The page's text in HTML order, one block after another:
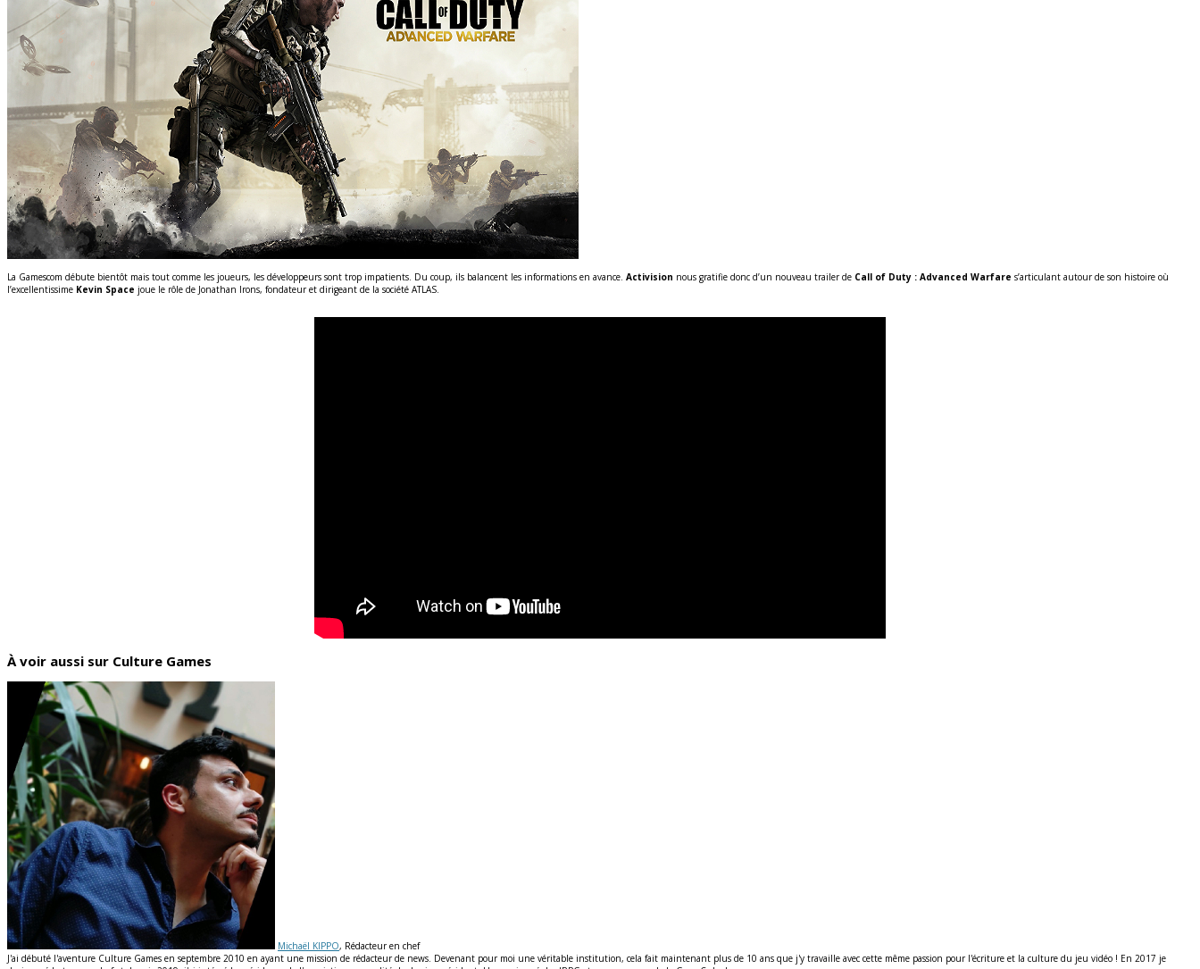
La Gamescom débute bientôt mais tout comme les joueurs, les développeurs sont trop impatients. Du coup, ils balancent les informations en avance. Activision nous gratifie donc d’un nouveau trailer de Call of Duty : Advanced Warfare s’articulant autour de son histoire où
l’excellentissime Kevin Space joue le rôle de Jonathan Irons, fondateur et dirigeant de la société ATLAS.
À voir aussi sur Culture Games
Michaël KIPPO, Rédacteur en chef
J'ai débuté l'aventure Culture Games en septembre 2010 en ayant une mission de rédacteur de news. Devenant pour moi une véritable institution, cela fait maintenant plus de 10 ans que j'y travaille avec cette même passion pour l'écriture et la culture du jeu vidéo ! En 2017 je